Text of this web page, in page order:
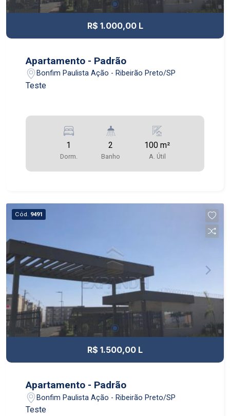
R$ 1.000,00 L
Apartamento - Padrão
Bonfim Paulista Ação - Ribeirão Preto/SP
Teste
1
Dorm.
2
Banho
100 m²
A. Útil
Cód. 9491
R$ 1.500,00 L
Apartamento - Padrão
Bonfim Paulista Ação - Ribeirão Preto/SP
Teste